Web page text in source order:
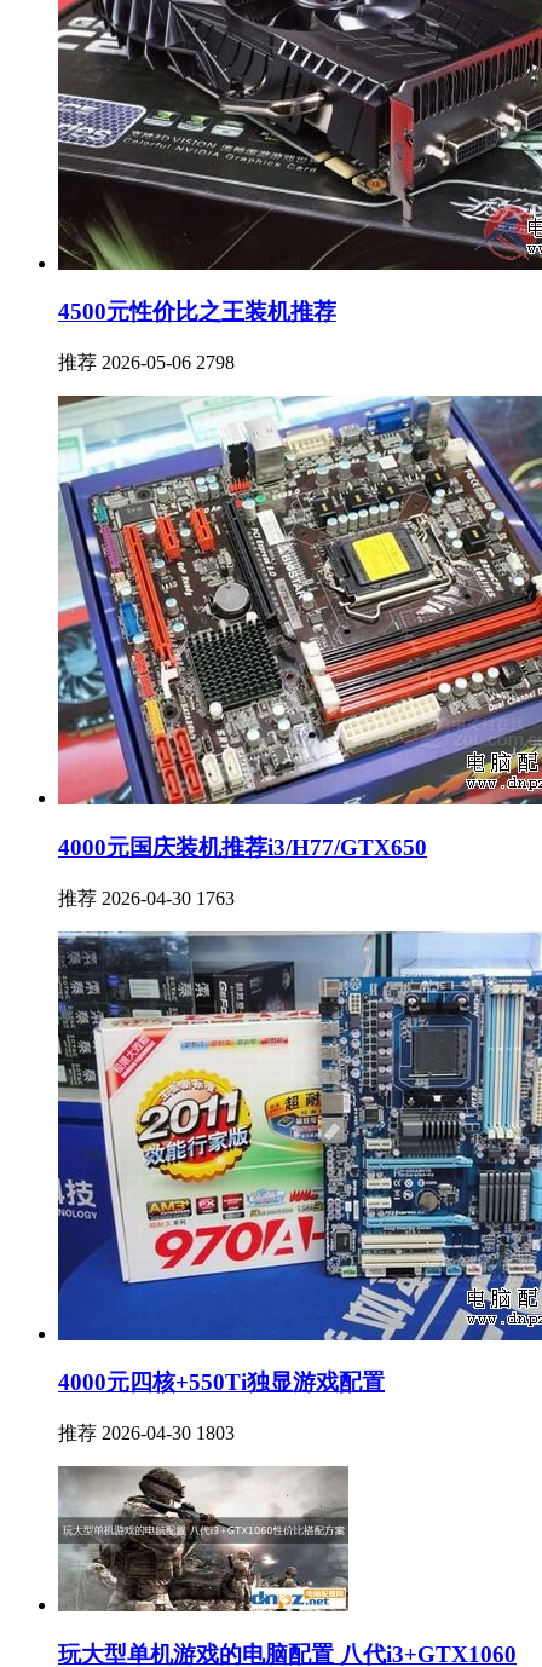
4500元性价比之王装机推荐
推荐 2026-05-06 2798
4000元国庆装机推荐i3/H77/GTX650
推荐 2026-04-30 1763
4000元四核+550Ti独显游戏配置
推荐 2026-04-30 1803
玩大型单机游戏的电脑配置 八代i3+GTX1060